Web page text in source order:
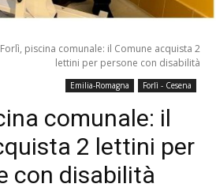
Forlì, piscina comunale: il Comune acquista 2
lettini per persone con disabilità
Emilia-Romagna Forlì - Cesena
comunale: il
2 lettini per
con disabilità